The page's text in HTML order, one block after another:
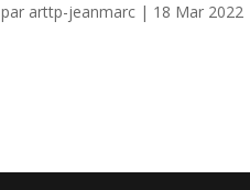
par arttp-jeanmarc | 18 Mar 2022